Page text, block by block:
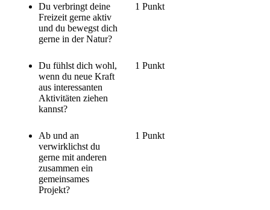
Du verbringt deine
Freizeit gerne aktiv
und du bewegst dich
gerne in der Natur?
1 Punkt
Du fühlst dich wohl,
wenn du neue Kraft
aus interessanten
Aktivitäten ziehen
kannst?
1 Punkt
Ab und an
verwirklichst du
gerne mit anderen
zusammen ein
gemeinsames
Projekt?
1 Punkt